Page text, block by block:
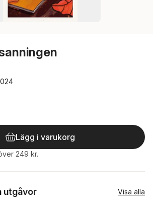
antal röster:
Lägg i varukorg
249 kr.
utgåvor Visa alla